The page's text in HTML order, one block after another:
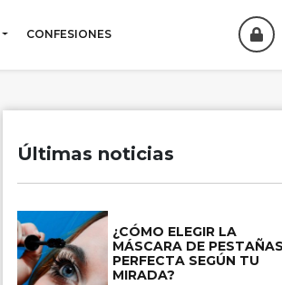
CONFESIONES
Últimas noticias
¿CÓMO ELEGIR LA
MÁSCARA DE PESTAÑAS
PERFECTA SEGÚN TU
MIRADA?